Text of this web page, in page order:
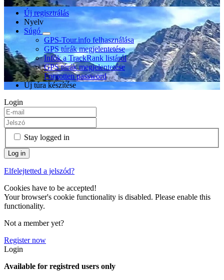
Új regisztrálás
Nyelv
Súgó
GPS-Tour.info felhasználása
GPS túrák megjelentetése
Infók a TrackRank listáról
GPS túrák megjelentetése
Forgotten password
Új túra készítése
Login
Stay logged in
Elfelejtetted a jelszód?
Cookies have to be accepted!
Your browser's cookie functionality is disabled. Please enable this
functionality.
Not a member yet?
Register now
Login
Available for registred users only